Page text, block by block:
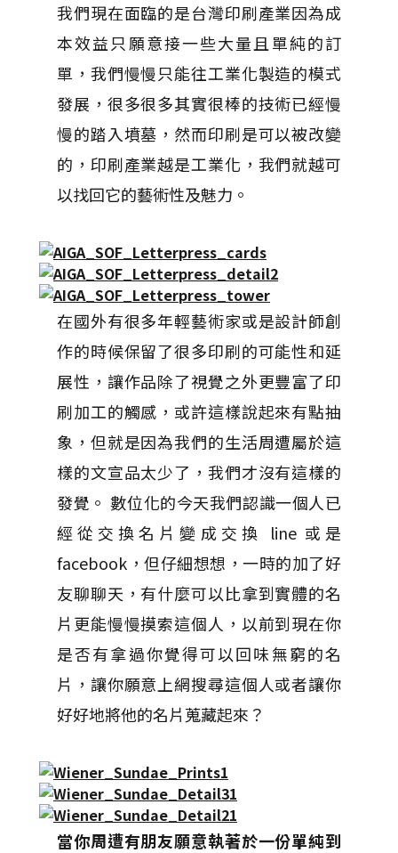
我們現在面臨的是台灣印刷產業因為成
本效益只願意接一些大量且單純的訂
單，我們慢慢只能往工業化製造的模式
發展，很多很多其實很棒的技術已經慢
慢的踏入墳墓，然而印刷是可以被改變
的，印刷產業越是工業化，我們就越可
以找回它的藝術性及魅力。
在國外有很多年輕藝術家或是設計師創
作的時候保留了很多印刷的可能性和延
展性，讓作品除了視覺之外更豐富了印
刷加工的觸感，或許這樣說起來有點抽
象，但就是因為我們的生活周遭屬於這
樣的文宣品太少了，我們才沒有這樣的
發覺。 數位化的今天我們認識一個人已
經從交換名片變成交換 line 或是
facebook，但仔細想想，一時的加了好
友聊聊天，有什麼可以比拿到實體的名
片更能慢慢摸索這個人，以前到現在你
是否有拿過你覺得可以回味無窮的名
片，讓你願意上網搜尋這個人或者讓你
好好地將他的名片蒐藏起來？
當你周遭有朋友願意執著於一份單純到